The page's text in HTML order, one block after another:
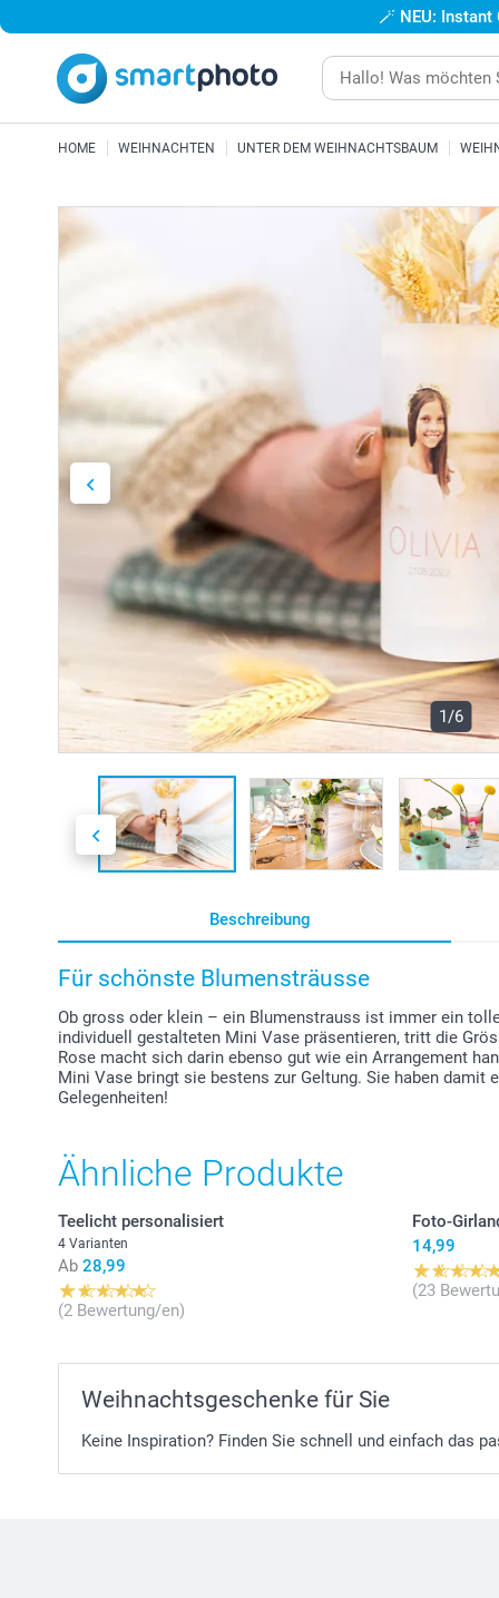
🪄 NEU:
HOME WEIHNACHTEN UNTER DEM WEIHNACHTSBAUM
1/6
Beschreibung
Für schönste Blumensträusse
Ob gross oder klein – ein Blumenstrauss ist immer ein
individuell gestalteten Mini Vase präsentieren, tritt die
Rose macht sich darin ebenso gut wie ein Arrangement
Mini Vase bringt sie bestens zur Geltung. Sie haben damit
Gelegenheiten!
Ähnliche Produkte
Teelicht personalisiert
4 Varianten
Ab 28,99
(2 Bewertung/en)
Foto-
14,99
(23
Weihnachtsgeschenke für Sie
Keine Inspiration? Finden Sie schnell und einfach das